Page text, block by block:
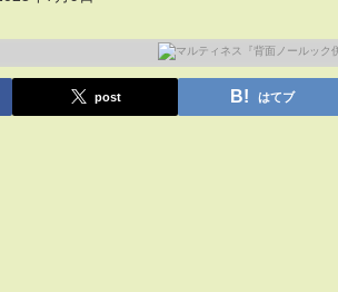
post はてブ